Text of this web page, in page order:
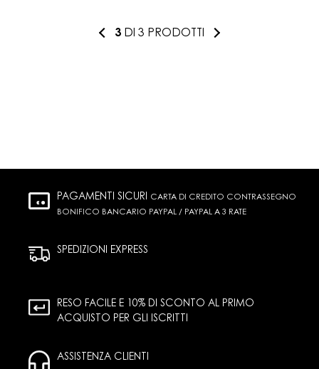
3 DI 3 PRODOTTI
PAGAMENTI SICURI
CARTA DI CREDITO CONTRASSEGNO
BONIFICO BANCARIO PAYPAL / PAYPAL A 3 RATE
SPEDIZIONI EXPRESS
RESO FACILE E 10% DI SCONTO AL PRIMO
ACQUISTO PER GLI ISCRITTI
ASSISTENZA CLIENTI